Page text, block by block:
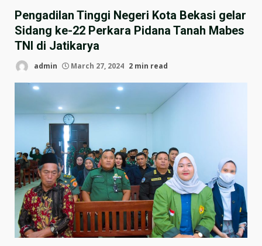
Pengadilan Tinggi Negeri Kota Bekasi gelar
Sidang ke-22 Perkara Pidana Tanah Mabes
TNI di Jatikarya
admin March 27, 2024 2 min read